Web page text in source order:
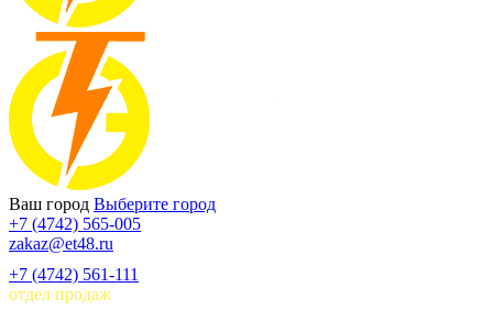
Ваш город Выберите город
+7 (4742) 565-005
zakaz@et48.ru
+7 (4742) 561-111
отдел продаж